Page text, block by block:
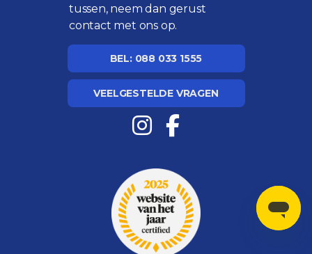
tussen, neem dan gerust
contact met ons op.
BEL: 088 033 1555
VEELGESTELDE VRAGEN